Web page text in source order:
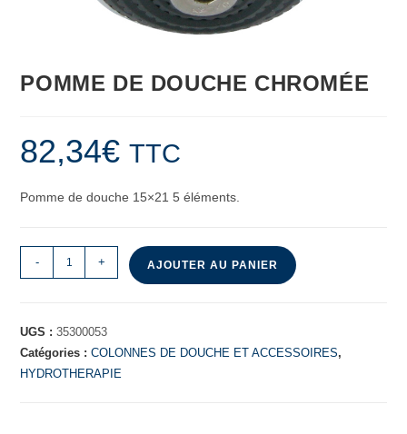
POMME DE DOUCHE CHROMÉE
82,34€ TTC
Pomme de douche 15×21 5 éléments.
- + AJOUTER AU PANIER
UGS :35300053
Catégories :COLONNES DE DOUCHE ET ACCESSOIRES,
HYDROTHERAPIE